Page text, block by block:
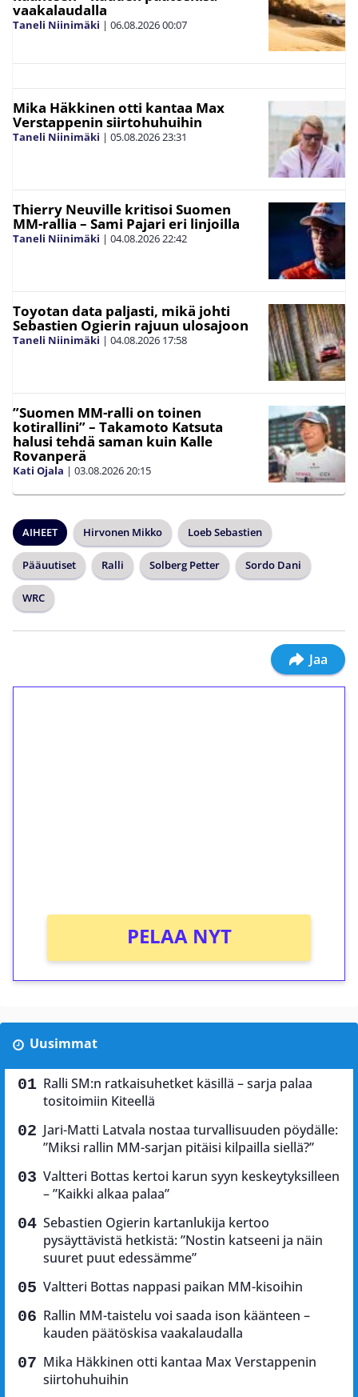
vaakalaudalla
Taneli Niinimäki | 06.08.202600:07
Mika Häkkinen otti kantaa Max
Verstappenin siirtohuhuihin
Taneli Niinimäki | 05.08.202623:31
Thierry Neuville kritisoi Suomen
MM-rallia – Sami Pajari eri linjoilla
Taneli Niinimäki | 04.08.202622:42
Toyotan data paljasti, mikä johti
Sebastien Ogierin rajuun ulosajoon
Taneli Niinimäki | 04.08.2026 17:58
”Suomen MM-ralli on toinen
kotirallini” – Takamoto Katsuta
halusi tehdä saman kuin Kalle
Rovanperä
Kati Ojala | 03.08.202620:15
AIHEET Hirvonen Mikko Loeb Sebastien
Pääuutiset Ralli Solberg Petter Sordo Dani
WRC
Jaa
PELAA NYT
Uusimmat
Ralli SM:n ratkaisuhetket käsillä – sarja palaa
tositoimiin Kiteellä
Jari-Matti Latvala nostaa turvallisuuden pöydälle:
”Miksi rallin MM-sarjan pitäisi kilpailla siellä?”
Valtteri Bottas kertoi karun syyn keskeytyksilleen
– ”Kaikki alkaa palaa”
Sebastien Ogierin kartanlukija kertoo
pysäyttävistä hetkistä: ”Nostin katseeni ja näin
suuret puut edessämme”
Valtteri Bottas nappasi paikan MM-kisoihin
Rallin MM-taistelu voi saada ison käänteen –
kauden päätöskisa vaakalaudalla
Mika Häkkinen otti kantaa Max Verstappenin
siirtohuhuihin